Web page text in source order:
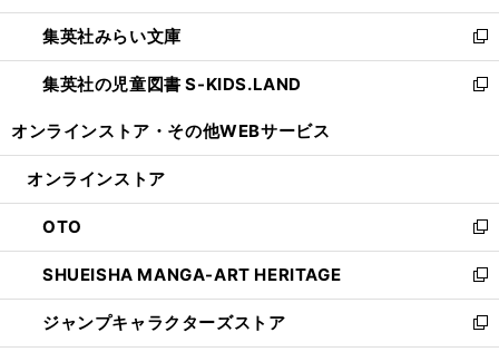
開
く
ウ
で
開
く
ン
ド
ウ
で
ウ
ィ
ン
ド
開
集英社みらい文庫
新
し
い
ン
ウ
で
開
く
集英社の児童図書 S-KIDS.LAND
新
ウ
ン
ド
ウ
で
開
く
オンラインストア・ その他WEBサービス
オンラインストア
OTO
新
し
い
ウ
ィ
SHUEISHA MANGA-ART HERITAGE
新
し
い
ジャンプキャラクターズストア
新